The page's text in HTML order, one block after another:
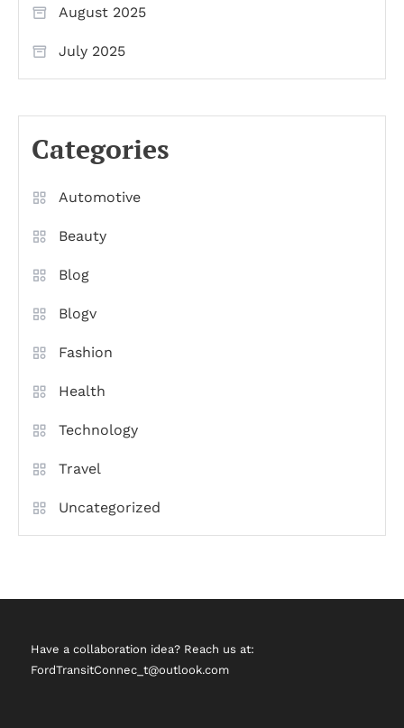
August 2025
July 2025
Categories
Automotive
Beauty
Blog
Blogv
Fashion
Health
Technology
Travel
Uncategorized
Have a collaboration idea? Reach us at:
FordTransitConnec_t@outlook.com